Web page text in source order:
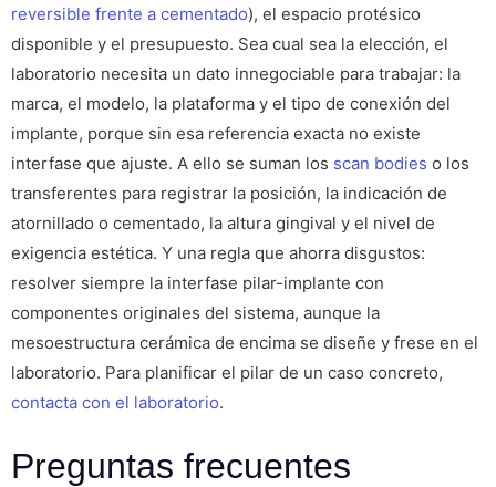
reversible frente a cementado), el espacio protésico
disponible y el presupuesto. Sea cual sea la elección, el
laboratorio necesita un dato innegociable para trabajar: la
marca, el modelo, la plataforma y el tipo de conexión del
implante, porque sin esa referencia exacta no existe
interfase que ajuste. A ello se suman los scan bodies o los
transferentes para registrar la posición, la indicación de
atornillado o cementado, la altura gingival y el nivel de
exigencia estética. Y una regla que ahorra disgustos:
resolver siempre la interfase pilar-implante con
componentes originales del sistema, aunque la
mesoestructura cerámica de encima se diseñe y frese en el
laboratorio. Para planificar el pilar de un caso concreto,
contacta con el laboratorio.
Preguntas frecuentes